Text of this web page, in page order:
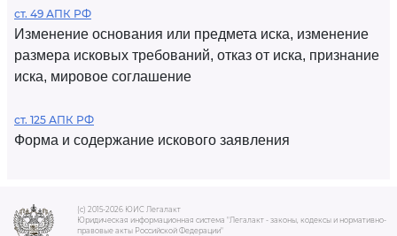
ст. 49 АПК РФ
Изменение основания или предмета иска, изменение
размера исковых требований, отказ от иска, признание
иска, мировое соглашение
ст. 125 АПК РФ
Форма и содержание искового заявления
(c) 2015-2026 ЮИС Легалакт
Юридическая информационная система "Легалакт - законы, кодексы и нормативно-
правовые акты Российской Федерации"